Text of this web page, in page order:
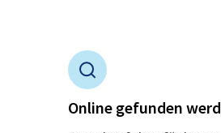
Online gefunden